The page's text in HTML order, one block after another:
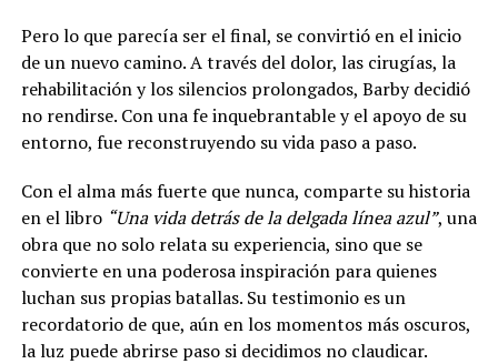
Pero lo que parecía ser el final, se convirtió en el inicio
de un nuevo camino. A través del dolor, las cirugías, la
rehabilitación y los silencios prolongados, Barby decidió
no rendirse. Con una fe inquebrantable y el apoyo de su
entorno, fue reconstruyendo su vida paso a paso.
Con el alma más fuerte que nunca, comparte su historia
en el libro “Una vida detrás de la delgada línea azul”, una
obra que no solo relata su experiencia, sino que se
convierte en una poderosa inspiración para quienes
luchan sus propias batallas. Su testimonio es un
recordatorio de que, aún en los momentos más oscuros,
la luz puede abrirse paso si decidimos no claudicar.